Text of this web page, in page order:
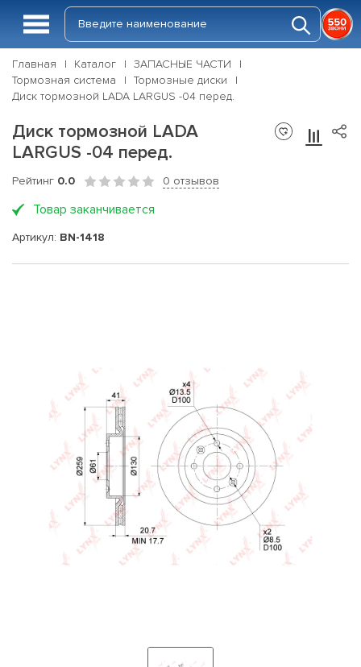
Главная Каталог
ЗАПАСНЫЕ ЧАСТИ
Тормозная система
Тормозные диски
Диск тормозной LADA LARGUS -04 перед.
Диск тормозной LADA
LARGUS -04 перед.
Рейтинг 0.0 0 отзывов
Товар заканчивается
Артикул: BN-1418